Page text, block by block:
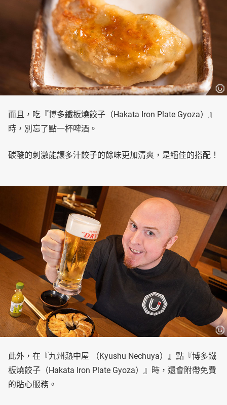
而且，吃『博多鐵板燒餃子（Hakata Iron Plate Gyoza）』
時，別忘了點一杯啤酒。
碳酸的刺激能讓多汁餃子的餘味更加清爽，是絕佳的搭配！
此外，在『九州熱中屋 （Kyushu Nechuya）』點『博多鐵
板燒餃子（Hakata Iron Plate Gyoza）』時，還會附帶免費
的貼心服務。